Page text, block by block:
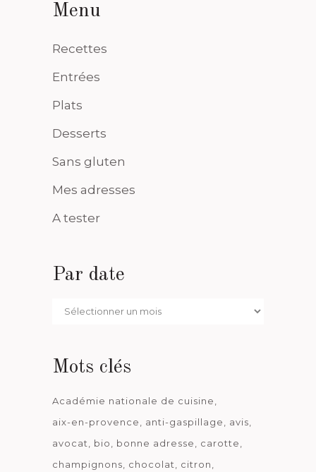
Menu
Recettes
Entrées
Plats
Desserts
Sans gluten
Mes adresses
A tester
Par date
Par
Mots clés
Académie nationale de cuisine
aix-en-provence
anti-gaspillage
avis
avocat
bio bonne adresse
carotte
champignons
chocolat
citron